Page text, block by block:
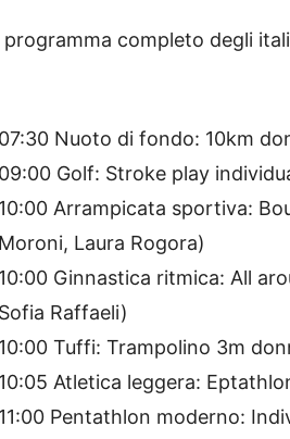
programma completo degli
07:30 Nuoto di fondo: 10km
09:00 Golf: Stroke play
10:00 Arrampicata sportiva:
Moroni, Laura Rogora)
10:00 Ginnastica ritmica: All
Sofia Raffaeli)
10:00 Tuffi: Trampolino 3m
10:05 Atletica leggera:
11:00 Pentathlon moderno: